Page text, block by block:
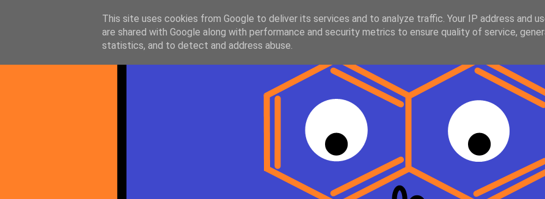
This site uses cookies from Google to deliver its services and to analyze traffic. Your IP address and
are shared with Google along with performance and security metrics to ensure quality of service,
statistics, and to detect and address abuse.